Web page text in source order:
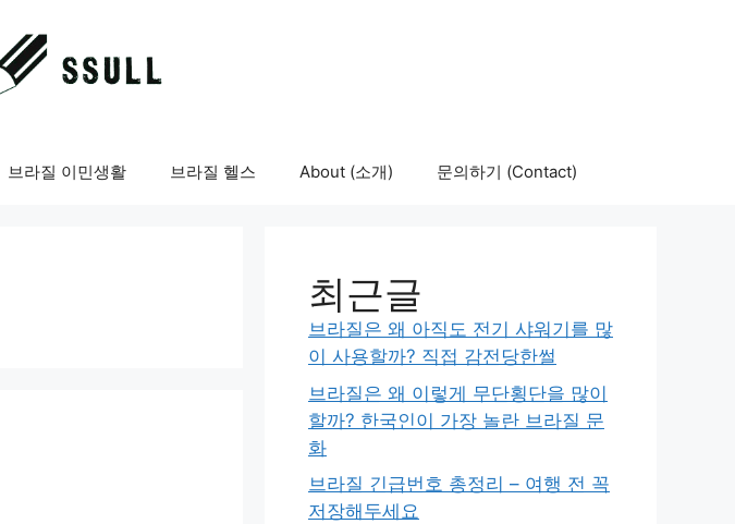
브라질 이민생활 브라질 헬스 About (소개) 문의하기 (Contact)
최근글
브라질은 왜 아직도 전기 샤워기를 많
이 사용할까? 직접 감전당한썰
브라질은 왜 이렇게 무단횡단을 많이
할까? 한국인이 가장 놀란 브라질 문
화
브라질 긴급번호 총정리 – 여행 전 꼭
저장해두세요